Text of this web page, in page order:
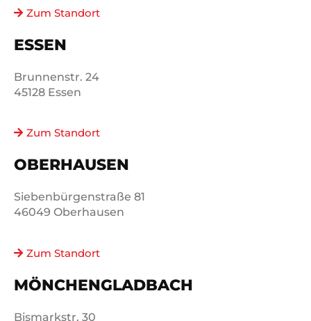
Zum Standort
ESSEN
Brunnenstr. 24
45128 Essen
Zum Standort
OBERHAUSEN
Siebenbürgenstraße 81
46049 Oberhausen
Zum Standort
MÖNCHEN­GLADBACH
Bismarkstr. 30